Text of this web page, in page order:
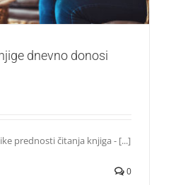
dnevno donosi
prednosti čitanja knjiga - [...]
0